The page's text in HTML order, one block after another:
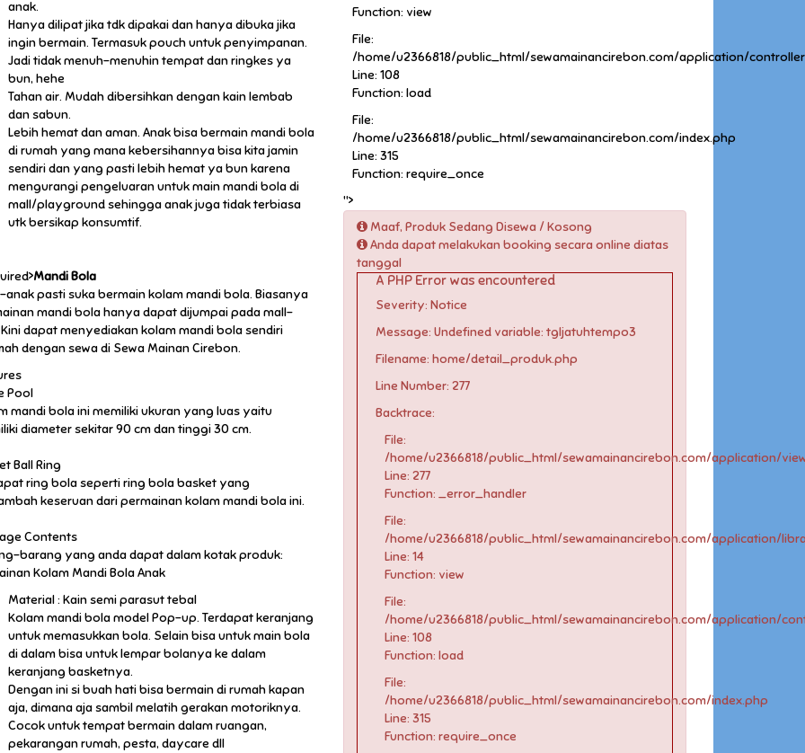
anak.
Hanya dilipat jika tdk dipakai dan hanya dibuka jika
ingin bermain. Termasuk pouch untuk penyimpanan.
Jadi tidak menuh-menuhin tempat dan ringkes ya
bun, hehe
Tahan air. Mudah dibersihkan dengan kain lembab
dan sabun.
Lebih hemat dan aman. Anak bisa bermain mandi bola
di rumah yang mana kebersihannya bisa kita jamin
sendiri dan yang pasti lebih hemat ya bun karena
mengurangi pengeluaran untuk main mandi bola di
mall/playground sehingga anak juga tidak terbiasa
utk bersikap konsumtif.
Mandi Bola
anak pasti suka bermain kolam mandi bola. Biasanya
mandi bola hanya dapat dijumpai pada mall-
dapat menyediakan kolam mandi bola sendiri
dengan sewa di Sewa Mainan Cirebon.
Pool
mandi bola ini memiliki ukuran yang luas yaitu
diameter sekitar 90 cm dan tinggi 30 cm.
Ball Ring
ring bola seperti ring bola basket yang
keseruan dari permainan kolam mandi bola ini.
Contents
barang yang anda dapat dalam kotak produk:
Kolam Mandi Bola Anak
Material : Kain semi parasut tebal
Kolam mandi bola model Pop-up. Terdapat keranjang
untuk memasukkan bola. Selain bisa untuk main bola
di dalam bisa untuk lempar bolanya ke dalam
keranjang basketnya.
Dengan ini si buah hati bisa bermain di rumah kapan
aja, dimana aja sambil melatih gerakan motoriknya.
Cocok untuk tempat bermain dalam ruangan,
pekarangan rumah, pesta, daycare dll
Function: view
File:
/home/u2366818/public_html/sewamainancirebon.com/application/
Line: 108
Function: load
File:
/home/u2366818/public_html/sewamainancirebon.com/index.php
Line: 315
Function: require_once
">
Maaf, Produk Sedang Disewa / Kosong
Anda dapat melakukan booking secara online diatas
tanggal
A PHP Error was encountered
Severity: Notice
Message: Undefined variable: tgljatuhtempo3
Filename: home/detail_produk.php
Line Number: 277
Backtrace:
File:
/home/u2366818/public_html/sewamainancirebon.com/application/
Line: 277
Function: _error_handler
File:
/home/u2366818/public_html/sewamainancirebon.com/application/
Line: 14
Function: view
File:
/home/u2366818/public_html/sewamainancirebon.com/application/
Line: 108
Function: load
File:
/home/u2366818/public_html/sewamainancirebon.com/index.php
Line: 315
Function: require_once